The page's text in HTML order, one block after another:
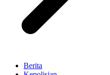
Berita